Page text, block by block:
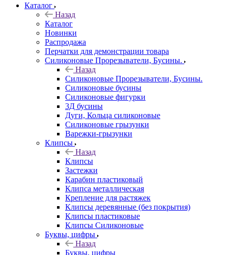
Каталог
Назад
Каталог
Новинки
Распродажа
Перчатки для демонстрации товара
Силиконовые Прорезыватели, Бусины.
Назад
Силиконовые Прорезыватели, Бусины.
Силиконовые бусины
Силиконовые фигурки
3Д бусины
Дуги, Кольца силиконовые
Силиконовые грызунки
Варежки-грызунки
Клипсы
Назад
Клипсы
Застежки
Карабин пластиковый
Клипса металлическая
Крепление для растяжек
Клипсы деревянные (без покрытия)
Клипсы пластиковые
Клипсы Силиконовые
Буквы, цифры
Назад
Буквы, цифры